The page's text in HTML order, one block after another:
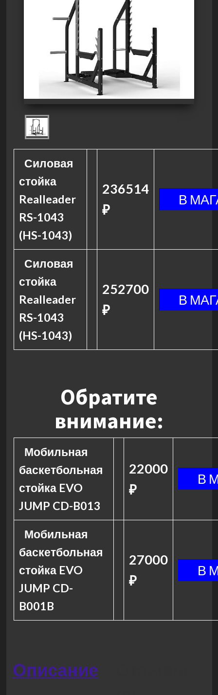
Силовая
стойка
Realleader
RS-1043
(HS-1043)
236514
₽
Силовая
стойка
Realleader
RS-1043
(HS-1043)
252700
₽
Обратите
внимание:
Мобильная
баскетбольная
стойка EVO
JUMP CD-B013
22000
₽
Мобильная
баскетбольная
стойка EVO
JUMP CD-
B001B
27000
₽
Описание